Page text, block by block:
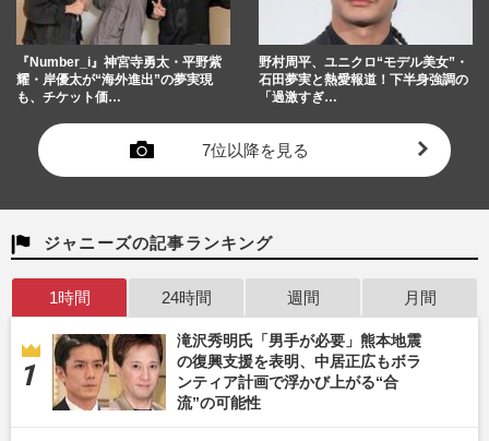
『Number_i』神宮寺勇太・平野紫
耀・岸優太が“海外進出”の夢実現
も、チケット価…
野村周平、ユニクロ“モデル美女”・
石田夢実と熱愛報道！下半身強調の
「過激すぎ…
7位以降を見る
ジャニーズの記事ランキング
1時間 24時間 週間 月間
滝沢秀明氏「男手が必要」熊本地震
の復興支援を表明、中居正広もボラ
ンティア計画で浮かび上がる“合
流”の可能性